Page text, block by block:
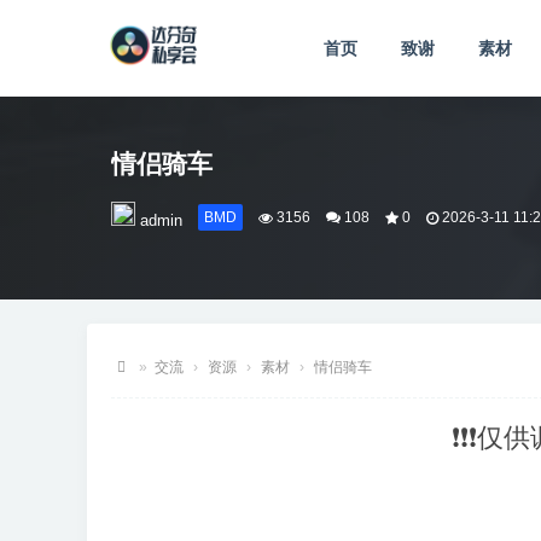
首页 致谢 素材
情侣骑车
admin BMD 3156 108 0 2026-3-11
» 交流 › 资源 › 素材 › 情侣骑车
❗❗❗仅